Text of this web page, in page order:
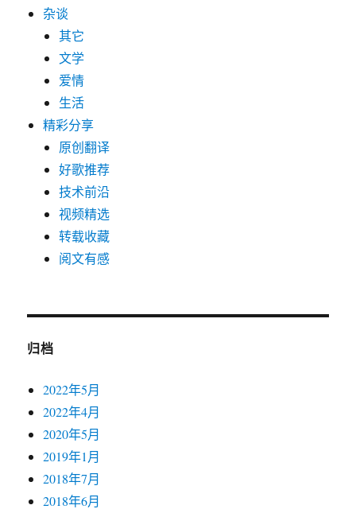
杂谈
其它
文学
爱情
生活
精彩分享
原创翻译
好歌推荐
技术前沿
视频精选
转载收藏
阅文有感
归档
2022年5月
2022年4月
2020年5月
2019年1月
2018年7月
2018年6月